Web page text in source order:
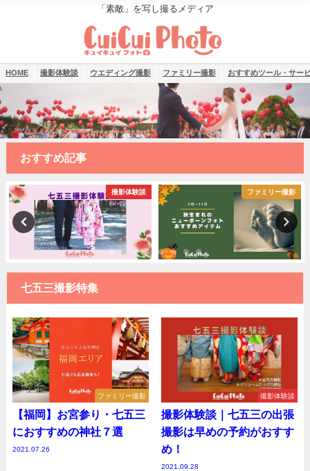
「素敵」を写し撮るメディア
HOME 撮影体験談 ウエディング撮影 ファミリー撮影 おすすめツール・サー
おすすめ記事
撮影体験談 ファミリー撮影
七五三撮影特集
ファミリー撮影
【福岡】お宮参り・七五三
におすすめの神社７選
2021.07.26
撮影体験談
撮影体験談｜七五三の出張
撮影は早めの予約がおすす
め！
2021.09.28